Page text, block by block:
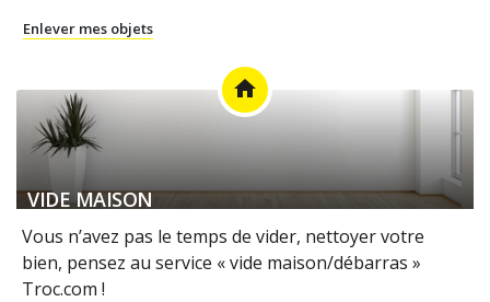
Enlever mes objets
home
VIDE MAISON
Vous n’avez pas le temps de vider, nettoyer votre
bien, pensez au service « vide maison/débarras »
Troc.com !